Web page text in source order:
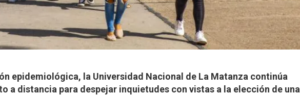
epidemiológica, la Universidad Nacional de La Matanza continúa
a distancia para despejar inquietudes con vistas a la elección de una